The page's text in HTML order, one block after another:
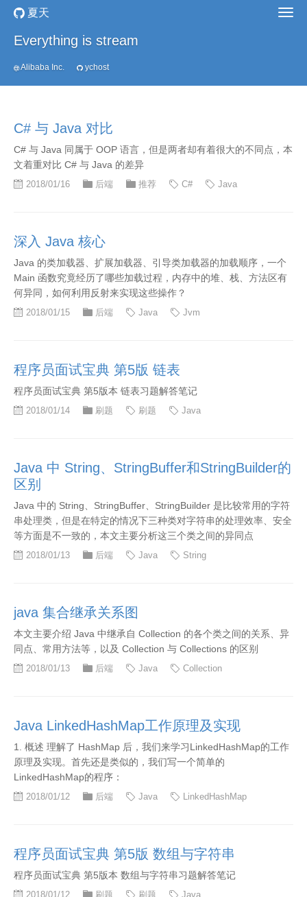
夏天
Everything is stream
Alibaba Inc. ychost
C# 与 Java 对比
C# 与 Java 同属于 OOP 语言，但是两者却有着很大的不同点，本
文着重对比 C# 与 Java 的差异
2018/01/16 后端 推荐 C# Java
深入 Java 核心
Java 的类加载器、扩展加载器、引导类加载器的加载顺序，一个
Main 函数究竟经历了哪些加载过程，内存中的堆、栈、方法区有
何异同，如何利用反射来实现这些操作？
2018/01/15 后端 Java Jvm
程序员面试宝典 第5版 链表
程序员面试宝典 第5版本 链表习题解答笔记
2018/01/14 刷题 刷题 Java
Java 中 String、StringBuffer和StringBuilder的
区别
Java 中的 String、StringBuffer、StringBuilder 是比较常用的字符
串处理类，但是在特定的情况下三种类对字符串的处理效率、安全
等方面是不一致的，本文主要分析这三个类之间的异同点
2018/01/13 后端 Java String
java 集合继承关系图
本文主要介绍 Java 中继承自 Collection 的各个类之间的关系、异
同点、常用方法等，以及 Collection 与 Collections 的区别
2018/01/13 后端 Java Collection
Java LinkedHashMap工作原理及实现
1. 概述 理解了 HashMap 后，我们来学习LinkedHashMap的工作
原理及实现。首先还是类似的，我们写一个简单的
LinkedHashMap的程序：
2018/01/12 后端 Java LinkedHashMap
程序员面试宝典 第5版 数组与字符串
程序员面试宝典 第5版本 数组与字符串习题解答笔记
2018/01/12 刷题 刷题 Java